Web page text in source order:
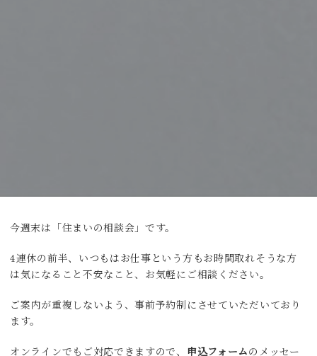
今週末は「住まいの相談会」です。
4連休の前半、いつもはお仕事という方もお時間取れそうな方
は気になること不安なこと、お気軽にご相談ください。
ご案内が重複しないよう、事前予約制にさせていただいており
ます。
オンラインでもご対応できますので、 申込フォーム のメッセー